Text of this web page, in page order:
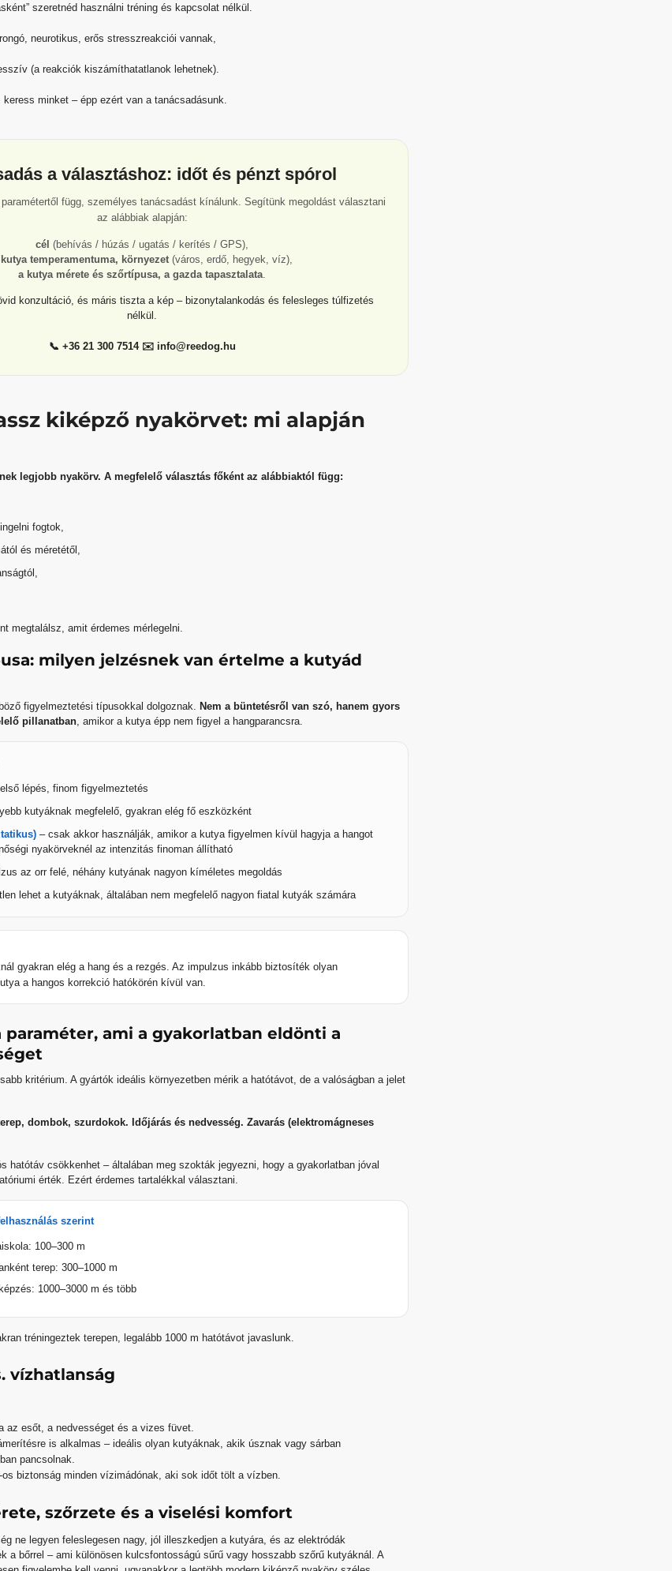
szeretnéd használni tréning és kapcsolat nélkül.
neurotikus, erős stresszreakciói vannak,
(a reakciók kiszámíthatatlanok lehetnek).
minket – épp ezért van a tanácsadásunk.
a választáshoz: időt és pénzt spórol
függ, személyes tanácsadást kínálunk. Segítünk megoldást választani
az alábbiak alapján:
cél (behívás / húzás / ugatás / kerítés / GPS),
temperamentuma, környezet(város, erdő, hegyek, víz),
a kutya mérete és szőrtípusa, a gazda tapasztalata
konzultáció, és máris tiszta a kép – bizonytalankodás és felesleges túlfizetés
nélkül.
📞 +36 21 300 7514 ✉️ info@reedog.hu
kiképző nyakörvet: mi alapján
legjobb nyakörv. A megfelelő választás főként az alábbiaktól függ:
fogtok,
és méretétől,
megtalálsz, amit érdemes mérlegelni.
milyen jelzésnek van értelme a kutyád
figyelmeztetési típusokkal dolgoznak.
Nem a büntetésről van szó, hanem gyors
pillanatban , amikor a kutya épp nem figyel a hangparancsra.
lépés, finom figyelmeztetés
kutyáknak megfelelő, gyakran elég fő eszközként
– csak akkor használják, amikor a kutya figyelmen kívül hagyja a hangot
nyakörveknél az intenzitás finoman állítható
az orr felé, néhány kutyának nagyon kíméletes megoldás
lehet a kutyáknak, általában nem megfelelő nagyon fiatal kutyák számára
gyakran elég a hang és a rezgés. Az impulzus inkább biztosíték olyan
a hangos korrekció hatókörén kívül van.
paraméter, ami a gyakorlatban eldönti a
kritérium. A gyártók ideális környezetben mérik a hatótávot, de a valóságban a jelet
dombok, szurdokok. Időjárás és nedvesség. Zavarás (elektromágneses
hatótáv csökkenhet – általában meg szokták jegyezni, hogy a gyakorlatban jóval
érték. Ezért érdemes tartalékkal választani.
szerint
100–300 m
terep: 300–1000 m
1000–3000 m és több
tréningeztek terepen, legalább 1000 m hatótávot javaslunk.
vízhatlanság
az esőt, a nedvességet és a vizes füvet.
is alkalmas – ideális olyan kutyáknak, akik úsznak vagy sárban
pancsolnak.
biztonság minden vízimádónak, aki sok időt tölt a vízben.
szőrzete és a viselési komfort
ne legyen feleslegesen nagy, jól illeszkedjen a kutyára, és az elektródák
a bőrrel – ami különösen kulcsfontosságú sűrű vagy hosszabb szőrű kutyáknál. A